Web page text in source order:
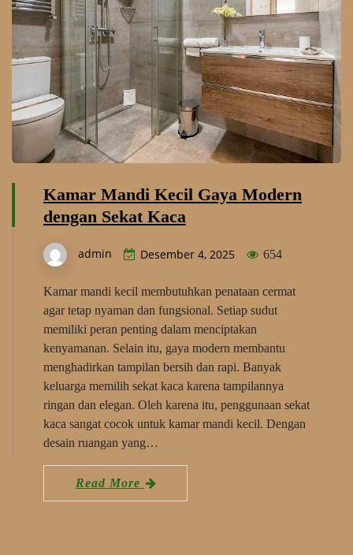
Kamar Mandi Kecil Gaya Modern
dengan Sekat Kaca
admin Desember 4, 2025 654
Kamar mandi kecil membutuhkan penataan cermat
agar tetap nyaman dan fungsional. Setiap sudut
memiliki peran penting dalam menciptakan
kenyamanan. Selain itu, gaya modern membantu
menghadirkan tampilan bersih dan rapi. Banyak
keluarga memilih sekat kaca karena tampilannya
ringan dan elegan. Oleh karena itu, penggunaan sekat
kaca sangat cocok untuk kamar mandi kecil. Dengan
desain ruangan yang…
Read More